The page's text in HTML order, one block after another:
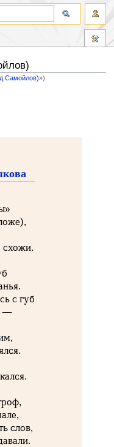
Самойлов)»)
схожи.
с губ
—
слов,